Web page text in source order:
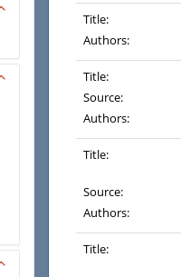
Title:
Authors:
Title:
Source:
Authors:
Title:
Source:
Authors:
Title: